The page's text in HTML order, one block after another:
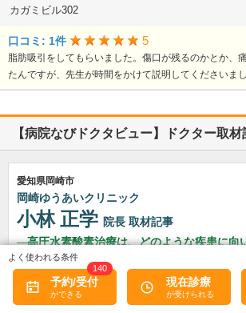
カガミビル302
口コミ: 1件 5
脂肪吸引をしてもらいました。傷口が残るのかとか、
たんですが、先生が時間をかけて説明してくださいま
【病院なびドクタビュー】ドクター取材
愛知県岡崎市
岡崎ゆうあいクリニック
小林 正学 院長 取材記事
高圧水素酸素治療は、どのような疾患に向
か?
高圧水素酸素治療では、ドーム型
のカプセルの中を1.9気圧の高気
予約/受付
140
現在診療